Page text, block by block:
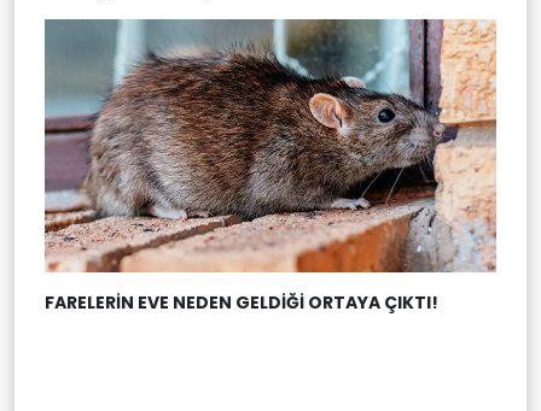
FARELERİN EVE NEDEN GELDİĞİ ORTAYA ÇIKTI!